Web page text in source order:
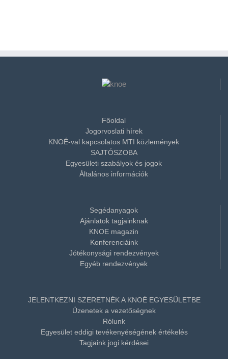
Főoldal
Jogorvoslati hírek
KNOÉ-val kapcsolatos MTI közlemények
SAJTÓSZOBA
Egyesületi szabályok és jogok
Általános információk
Segédanyagok
Ajánlatok tagjainknak
KNOE magazin
Konferenciáink
Jótékonysági rendezvények
Egyéb rendezvények
JELENTKEZNI SZERETNÉK A KNOÉ EGYESÜLETBE
Üzenetek a vezetőségnek
Rólunk
Egyesület eddigi tevékenyéségének értékelés
Tagjaink jogi kérdései